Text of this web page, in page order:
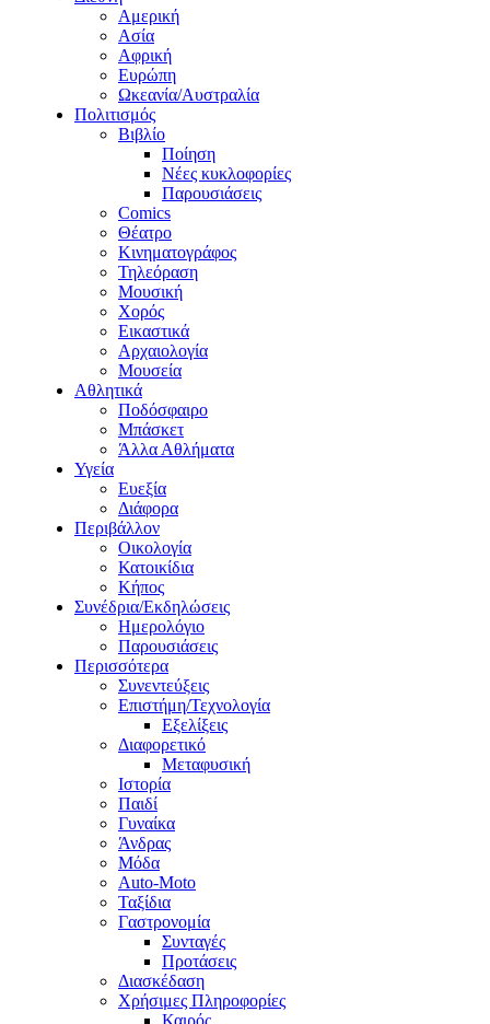
Αμερική
Ασία
Αφρική
Ευρώπη
Ωκεανία/Αυστραλία
Πολιτισμός
Βιβλίο
Ποίηση
Νέες κυκλοφορίες
Παρουσιάσεις
Comics
Θέατρο
Κινηματογράφος
Τηλεόραση
Μουσική
Χορός
Εικαστικά
Αρχαιολογία
Μουσεία
Αθλητικά
Ποδόσφαιρο
Μπάσκετ
Άλλα Αθλήματα
Υγεία
Ευεξία
Διάφορα
Περιβάλλον
Οικολογία
Κατοικίδια
Κήπος
Συνέδρια/Εκδηλώσεις
Ημερολόγιο
Παρουσιάσεις
Περισσότερα
Συνεντεύξεις
Επιστήμη/Τεχνολογία
Εξελίξεις
Διαφορετικό
Μεταφυσική
Ιστορία
Παιδί
Γυναίκα
Άνδρας
Μόδα
Auto-Moto
Ταξίδια
Γαστρονομία
Συνταγές
Προτάσεις
Διασκέδαση
Χρήσιμες Πληροφορίες
Καιρός